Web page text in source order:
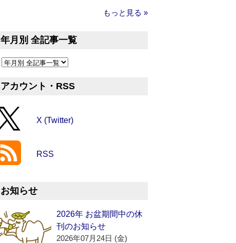
もっと見る »
年月別 全記事一覧
アカウント・RSS
X (Twitter)
RSS
お知らせ
2026年 お盆期間中の休
刊のお知らせ
2026年07月24日 (金)